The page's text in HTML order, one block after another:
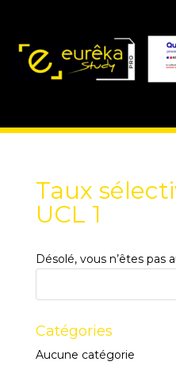
Taux
UCL 1
Désolé, vous n’êtes pas
Catégories
Aucune catégorie